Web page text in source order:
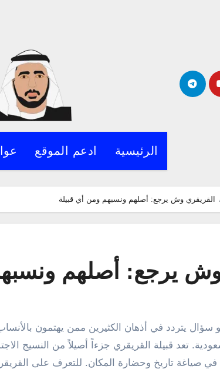
الرئيسية ادعم الموقع
القريقري وش يرجع: أصلهم ونسبهم ومن أي قبيلة
وش يرجع: أصلهم
تعد قبيلة القريقري جزءاً أصيلاً من النسيج
صياغة تاريخ وحضارة المكان. للتعرف على